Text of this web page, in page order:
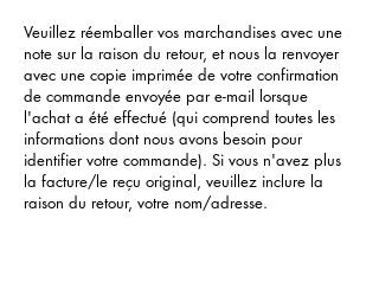
Veuillez réemballer vos marchandises avec une
note sur la raison du retour, et nous la renvoyer
avec une copie imprimée de votre confirmation
de commande envoyée par e-mail lorsque
l'achat a été effectué (qui comprend toutes les
informations dont nous avons besoin pour
identifier votre commande). Si vous n'avez plus
la facture/le reçu original, veuillez inclure la
raison du retour, votre nom/adresse.